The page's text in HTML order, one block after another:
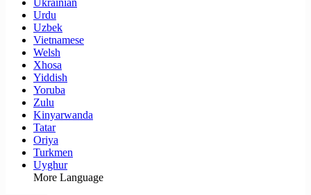
Ukrainian
Urdu
Uzbek
Vietnamese
Welsh
Xhosa
Yiddish
Yoruba
Zulu
Kinyarwanda
Tatar
Oriya
Turkmen
Uyghur
More Language